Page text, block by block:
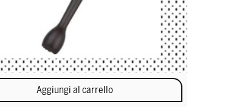
Aggiungi al carrello